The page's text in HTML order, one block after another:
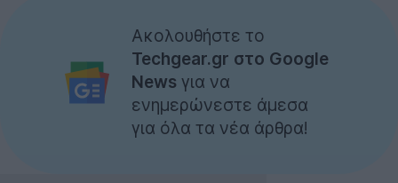
Ακολουθήστε το
Techgear.gr στο Google
News για να
ενημερώνεστε άμεσα
για όλα τα νέα άρθρα!